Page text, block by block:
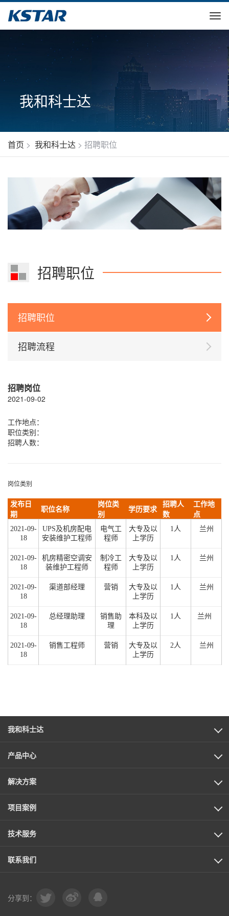
我和科士达
首页 > 我和科士达 > 招聘职位
招聘职位
招聘职位
招聘流程
招聘岗位
2021-09-02
工作地点：
职位类别：
招聘人数：
岗位类别
发布日
期
职位名称
岗位类
别
学历要求
招聘人
数
工作地
点
2021-09-
18
UPS及机房配电
安装维护工程师
电气工
程师
大专及以
上学历
1人 兰州
2021-09-
18
机房精密空调安
装维护工程师
制冷工
程师
大专及以
上学历
1人 兰州
2021-09-
18
渠道部经理 营销
大专及以
上学历
1人 兰州
2021-09-
18
总经理助理
销售助
理
本科及以
上学历
1人 兰州
2021-09-
18
销售工程师 营销
大专及以
上学历
2人 兰州
我和科士达
产品中心
解决方案
项目案例
技术服务
联系我们
分享到：